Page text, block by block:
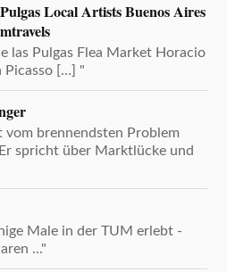
Local Artists Buenos Aires
las Pulgas Flea Market Horacio
Picasso […] "
vom brennendsten Problem
spricht über Marktlücke und
Male in der TUM erlebt -
..."